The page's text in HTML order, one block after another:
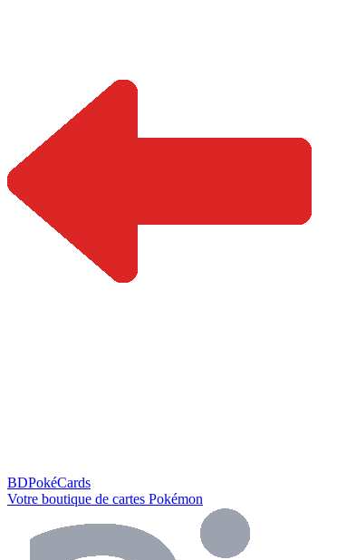
BDPokéCards
Votre boutique de cartes Pokémon